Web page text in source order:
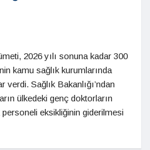
2026 yılı sonuna kadar 300
kamu sağlık kurumlarında
Sağlık Bakanlığı’ndan
ülkedeki genç doktorların
eksikliğinin giderilmesi